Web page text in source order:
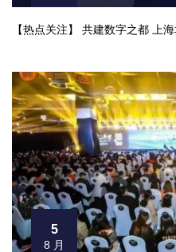
【热点关注】 共建数字之都 上
5
8 月